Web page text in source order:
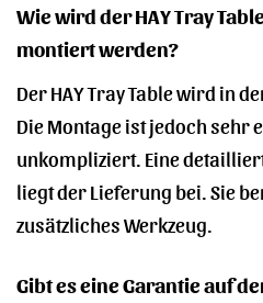
Wie wird der HAY Tray
montiert werden?
Der HAY Tray Table wird in
Die Montage ist jedoch sehr
unkompliziert. Eine
liegt der Lieferung bei. Sie
zusätzliches Werkzeug.
Gibt es eine Garantie auf